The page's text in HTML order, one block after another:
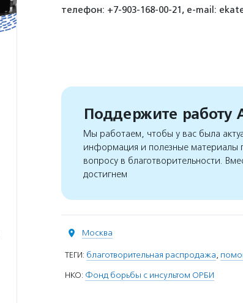
телефон: +7-903-168-00-21, e-mail:
Поддержите работу
Мы работаем, чтобы у вас была
информация и полезные материалы
вопросу в благотворительности.
достигнем
Москва
ТЕГИ: благотворительная распродажа,
НКО: Фонд борьбы с инсультом ОРБИ